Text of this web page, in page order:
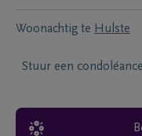
Woonachtig te Hulste
Stuur een